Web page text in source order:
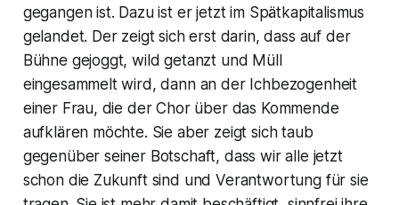
gegangen ist. Dazu ist er jetzt im Spätkapitalismus
gelandet. Der zeigt sich erst darin, dass auf der
Bühne gejoggt, wild getanzt und Müll
eingesammelt wird, dann an der Ichbezogenheit
einer Frau, die der Chor über das Kommende
aufklären möchte. Sie aber zeigt sich taub
gegenüber seiner Botschaft, dass wir alle jetzt
schon die Zukunft sind und Verantwortung für sie